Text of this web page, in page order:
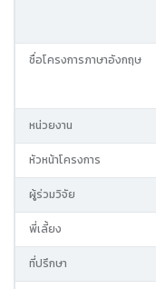
ชื่อโครงการภาษาอังกฤษ
หน่วยงาน
หัวหน้าโครงการ
ผู้ร่วมวิจัย
พี่เลี้ยง
ที่ปรึกษา